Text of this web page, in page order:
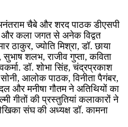
चैबे और शरद पाठक डीएसपी
और कला जगत से अनेक विद्वत
ठाकुर, ज्योति मिश्रा, डॉ. छाया
सुभाष शलभ, राजीव गुप्ता, कविता
डॉ. शोभा सिंह, चंद्रप्रकाश
आलोक पाठक, विनीता पैगंबर,
और मनीषा गौतम ने अतिथियों का
गीतों की प्रस्तुतियां कलाकारों ने
संघ की अध्यक्ष डॉ. कामना